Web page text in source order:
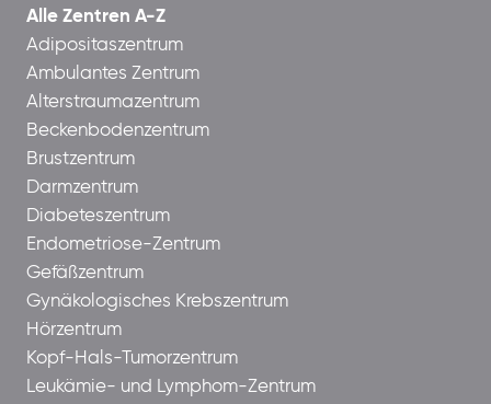
Alle Zentren A-Z
Adipositaszentrum
Ambulantes Zentrum
Alterstraumazentrum
Beckenbodenzentrum
Brustzentrum
Darmzentrum
Diabeteszentrum
Endometriose-Zentrum
Gefäßzentrum
Gynäkologisches Krebszentrum
Hörzentrum
Kopf-Hals-Tumorzentrum
Leukämie- und Lymphom-Zentrum